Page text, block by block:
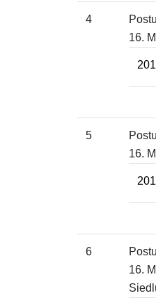
4
16.
5
16.
6
16.